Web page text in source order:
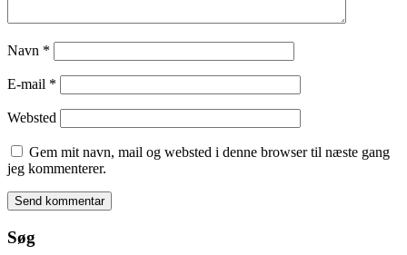
Navn *
E-mail *
Websted
Gem mit navn, mail og websted i denne browser til næste gang
jeg kommenterer.
Søg